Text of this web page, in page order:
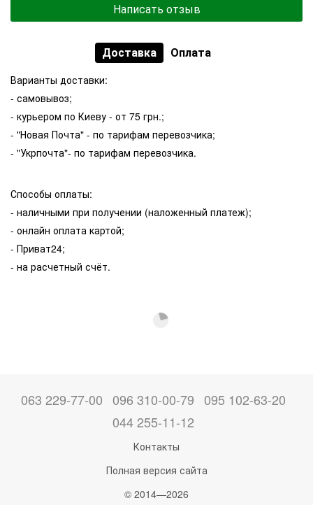
Написать отзыв
Доставка Оплата
Варианты доставки:
- самовывоз;
- курьером по Киеву - от 75 грн.;
- "Новая Почта" - по тарифам перевозчика;
- "Укрпочта"- по тарифам перевозчика.
Способы оплаты:
- наличными при получении (наложенный платеж);
- онлайн оплата картой;
- Приват24;
- на расчетный счёт.
063 229-77-00 096 310-00-79 095 102-63-20
044 255-11-12
Контакты
Полная версия сайта
© 2014—2026